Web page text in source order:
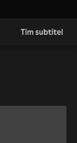
Tim subtitel